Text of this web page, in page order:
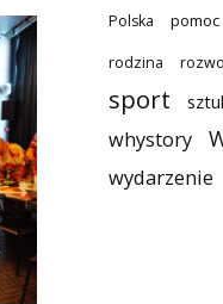
Polska pomoc
rodzina
sport
whystory
wydarzenie